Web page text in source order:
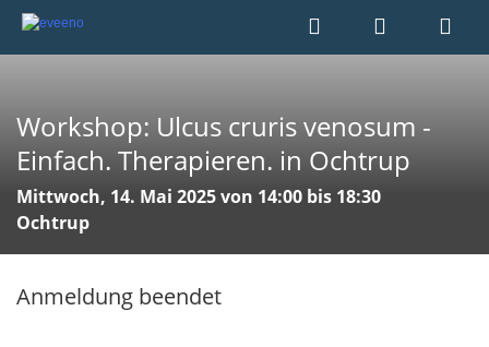
Workshop: Ulcus cruris venosum -
Einfach. Therapieren. in Ochtrup
Mittwoch, 14. Mai 2025 von 14:00 bis 18:30
Ochtrup
Anmeldung beendet